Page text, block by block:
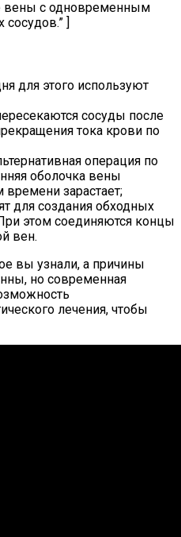
вены с одновременным
]
для этого используют
сосуды после
тока крови по
операция по
оболочка вены
времени зарастает;
для создания обходных
этом соединяются концы
вен.
вы узнали, а причины
но современная
лечения, чтобы